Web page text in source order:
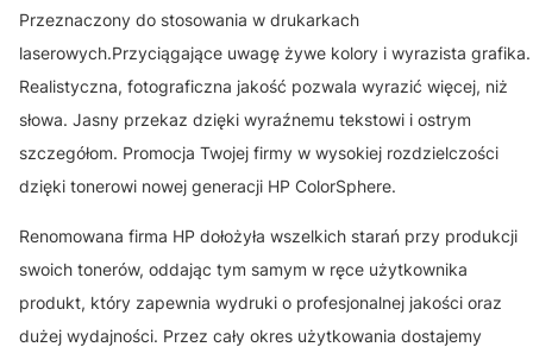
Przeznaczony do stosowania w drukarkach
laserowych.Przyciągające uwagę żywe kolory i wyrazista grafika.
Realistyczna, fotograficzna jakość pozwala wyrazić więcej, niż
słowa. Jasny przekaz dzięki wyraźnemu tekstowi i ostrym
szczegółom. Promocja Twojej firmy w wysokiej rozdzielczości
dzięki tonerowi nowej generacji HP ColorSphere.
Renomowana firma HP dołożyła wszelkich starań przy produkcji
swoich tonerów, oddając tym samym w ręce użytkownika
produkt, który zapewnia wydruki o profesjonalnej jakości oraz
dużej wydajności. Przez cały okres użytkowania dostajemy